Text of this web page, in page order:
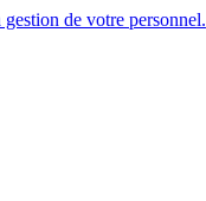
de votre personnel.